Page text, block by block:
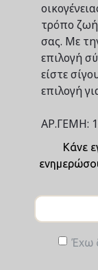
τρόπο
σας. Με
επιλογή
είστε
επιλογή
ΑΡ.ΓΕΜΗ:
Κάνε
Έχω